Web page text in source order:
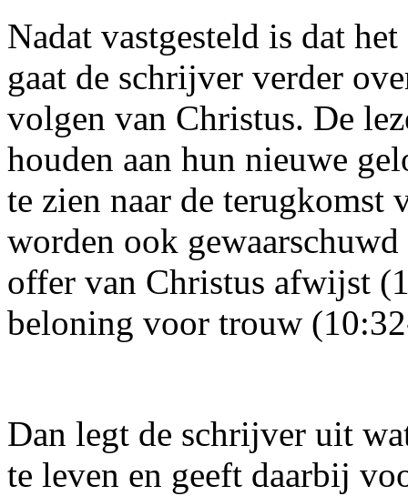
Nadat vastgesteld is dat
gaat de schrijver verder
volgen van Christus. De
houden aan hun nieuwe
te zien naar de
worden ook
offer van Christus afwijst
beloning voor trouw
Dan legt de schrijver uit
te leven en geeft daarbij